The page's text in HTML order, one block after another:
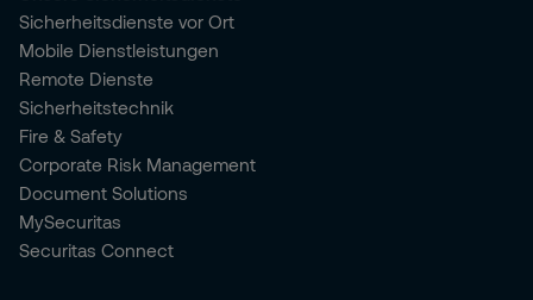
Sicherheitsdienste vor Ort
Mobile Dienstleistungen
Remote Dienste
Sicherheitstechnik
Fire & Safety
Corporate Risk Management
Document Solutions
MySecuritas
Securitas Connect